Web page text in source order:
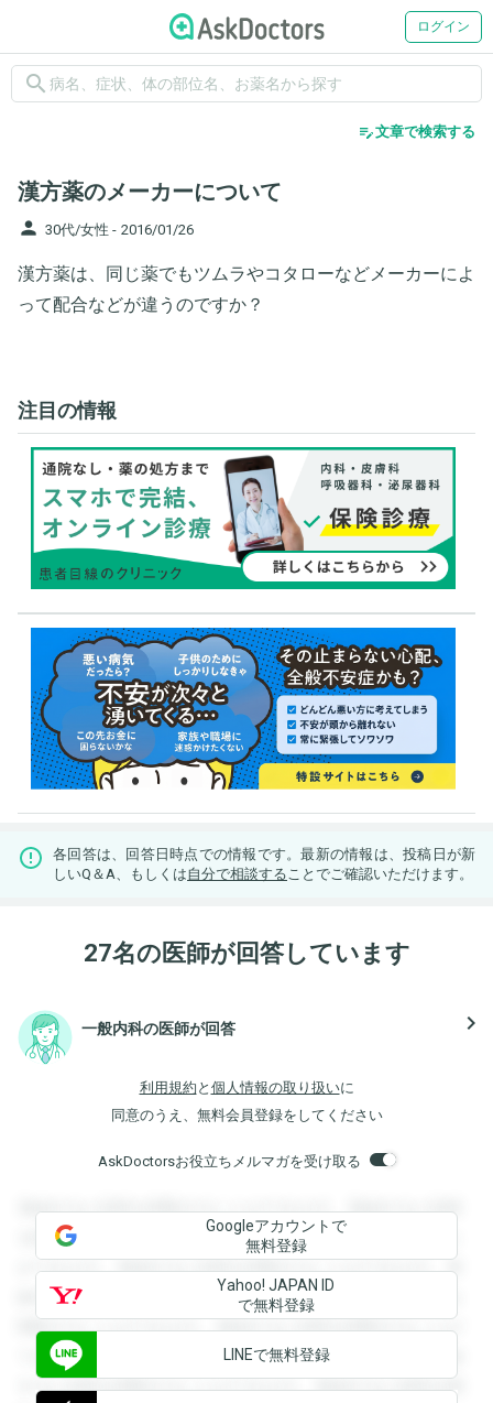
ログイン
search
edit_note文章で検索する
漢方薬のメーカーについて
person 30代/女性 - 2016/01/26
漢方薬は、同じ薬でもツムラやコタローなどメーカーによ
って配合などが違うのですか？
注目の情報
各回答は、回答日時点での情報です。最新の情報は、投稿日が新
しいQ＆A、もしくは自分で相談する ことでご確認いただけます。
27名の医師が回答しています
一般内科の医師が回答 navigate_next
利用規約 と 個人情報の取り扱いに
同意のうえ、無料会員登録をしてください
AskDoctorsお役立ちメルマガを受け取る
登録すると回答を閲覧することができます。登録すると回答
を閲覧することができます。登録すると回答を閲覧すること
ができます。登録すると回答を閲覧することができます。登
録すると回答を閲覧することができます。登録すると回答を
閲覧することができます。登録すると回答を閲覧することが
できます。登録すると回答を閲覧することができます。登録
すると回答を閲覧することができます。登録すると回答を閲
Googleアカウントで
無料登録
Yahoo! JAPAN ID
で無料登録
LINEで無料登録